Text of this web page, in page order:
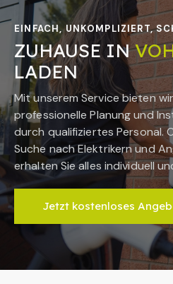
EINFACH, UNKOMPLIZIERT,
ZUHAUSE IN
LADEN
Mit unserem Service bieten
professionelle Planung und
durch qualifiziertes Personal.
Suche nach Elektrikern und
erhalten Sie alles individuell
Jetzt kostenloses